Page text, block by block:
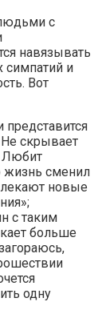
с
навязывать
симпатий и
Вот
скрывает
Любит
жизнь сменил
новые
с таким
больше
одну